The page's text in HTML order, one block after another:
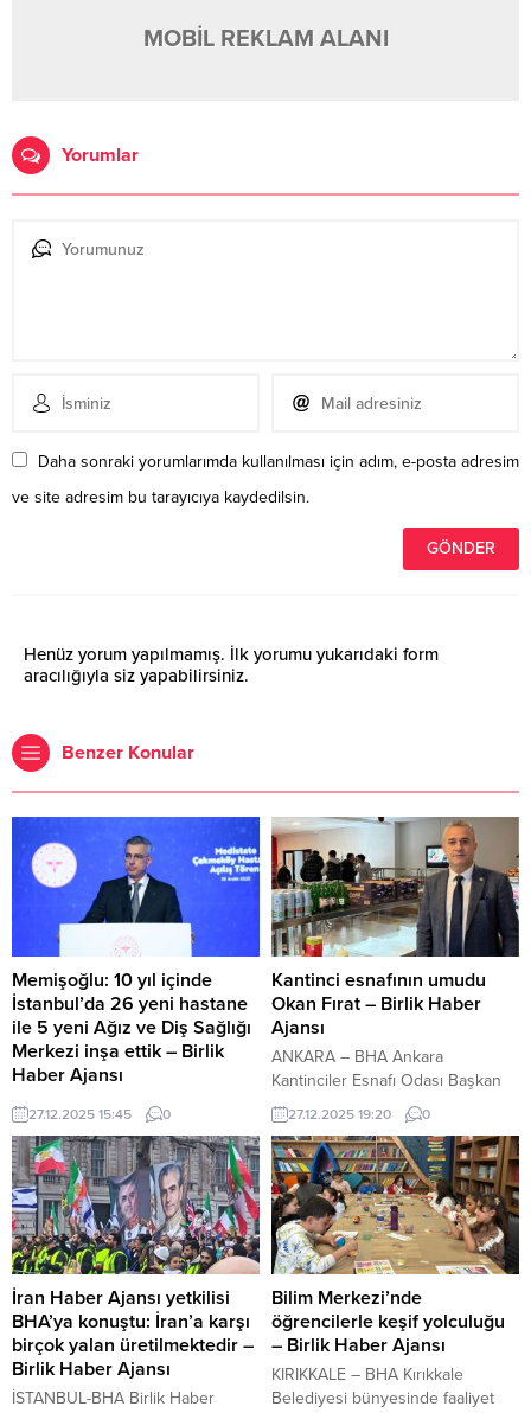
MOBİL REKLAM ALANI
Yorumlar
Daha sonraki yorumlarımda kullanılması için adım, e-posta adresim
ve site adresim bu tarayıcıya kaydedilsin.
Henüz yorum yapılmamış. İlk yorumu yukarıdaki form
aracılığıyla siz yapabilirsiniz.
Benzer Konular
Memişoğlu: 10 yıl içinde
İstanbul’da 26 yeni hastane
ile 5 yeni Ağız ve Diş Sağlığı
Merkezi inşa ettik – Birlik
Haber Ajansı
İSTANBUL – BHA Prof. Dr.
Mehmet Haberal, uyarıyor:
Üretmeyen aç kalır, başkalarına
muhtaç olur İçeriği Görüntüle
YAZI ARASI REKLAM ALANI Sağlık
Bakanı Memişoğlu, “Hayata
geçirdiğimiz Özel Hastaneler
Yönetmeliği ve Sağlık Hizmetleri
Lisans Yönetmeliği ile özel sağlık
yatırımlarının sahadan elde edilen
bilimsel veriler ışığında Anadolu
başta olmak üzere bölgesel
ihtiyaçlara göre...
27.12.2025 15:45 0
Kantinci esnafının umudu
Okan Fırat – Birlik Haber
Ajansı
ANKARA – BHA Ankara
Kantinciler Esnafı Odası Başkan
Adayı Okan Fırat, kantinci
esnafının uzun süredir yaşadığı
sorunlara kalıcı çözümler üretmek
amacıyla yola çıktı. Saha
tecrübesi, esnafla iç içe yaklaşımı
ve çözüm odaklı projeleriyle
dikkat çeken Fırat, oda
yönetiminde şeffaflık, katılımcılık
ve güçlü temsil anlayışını ön
plana çıkarıyor. Okan Fırat,
yalnızca...
27.12.2025 19:20 0
İran Haber Ajansı yetkilisi
BHA’ya konuştu: İran’a karşı
birçok yalan üretilmektedir –
Birlik Haber Ajansı
İSTANBUL-BHA Birlik Haber
Bilim Merkezi’nde
öğrencilerle keşif yolculuğu
– Birlik Haber Ajansı
KIRIKKALE – BHA Kırıkkale
Belediyesi bünyesinde faaliyet